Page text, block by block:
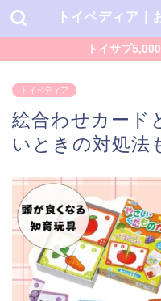
トイペディア｜
トイサブ
トイペディア
絵合わせカード
いときの対処法